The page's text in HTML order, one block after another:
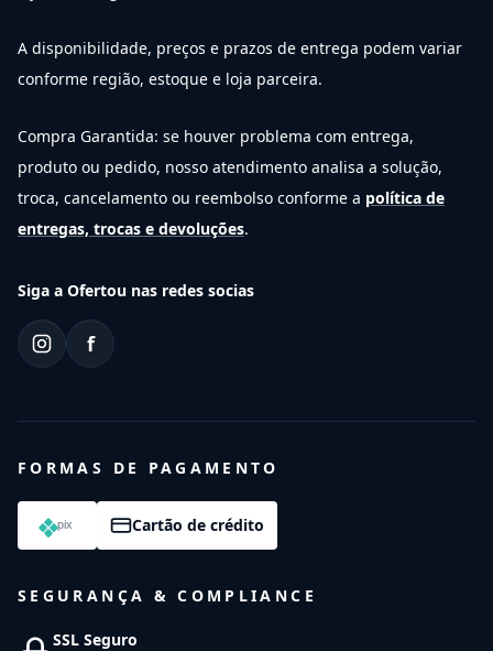
A disponibilidade, preços e prazos de entrega podem variar
conforme região, estoque e loja parceira.
Compra Garantida: se houver problema com entrega,
produto ou pedido, nosso atendimento analisa a solução,
troca, cancelamento ou reembolso conforme a política de
entregas, trocas e devoluções.
Siga a Ofertou nas redes socias
f
FORMAS DE PAGAMENTO
Cartão de crédito
SEGURANÇA & COMPLIANCE
SSL Seguro